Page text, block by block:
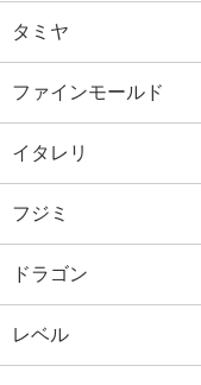
タミヤ
ファインモールド
イタレリ
フジミ
ドラゴン
レベル